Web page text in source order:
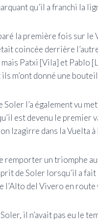
qu’il a franchi la
la première fois sur
coincée derrière
mais Patxi [Vila] et
m’ont donné une
l’a également vu
est devenu le premier
Izagirre dans la Vuelta
remporter un triomphe
de Soler lorsqu’il a
l’Alto del Vivero en
il n’avait pas eu le